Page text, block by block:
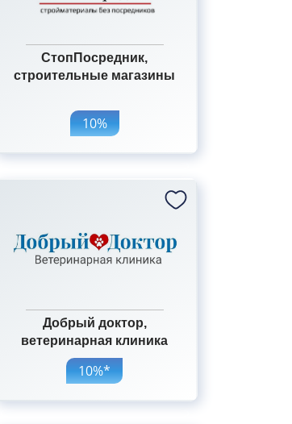
СтопПосредник,
строительные магазины
10%
Добрый доктор,
ветеринарная клиника
10%*